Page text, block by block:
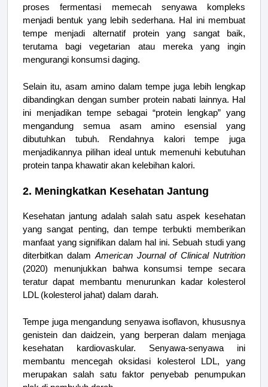
proses fermentasi memecah senyawa kompleks
menjadi bentuk yang lebih sederhana. Hal ini membuat
tempe menjadi alternatif protein yang sangat baik,
terutama bagi vegetarian atau mereka yang ingin
mengurangi konsumsi daging.
Selain itu, asam amino dalam tempe juga lebih lengkap
dibandingkan dengan sumber protein nabati lainnya. Hal
ini menjadikan tempe sebagai “protein lengkap” yang
mengandung semua asam amino esensial yang
dibutuhkan tubuh. Rendahnya kalori tempe juga
menjadikannya pilihan ideal untuk memenuhi kebutuhan
protein tanpa khawatir akan kelebihan kalori.
2. Meningkatkan Kesehatan Jantung
Kesehatan jantung adalah salah satu aspek kesehatan
yang sangat penting, dan tempe terbukti memberikan
manfaat yang signifikan dalam hal ini. Sebuah studi yang
diterbitkan dalam American Journal of Clinical Nutrition
(2020) menunjukkan bahwa konsumsi tempe secara
teratur dapat membantu menurunkan kadar kolesterol
LDL (kolesterol jahat) dalam darah.
Tempe juga mengandung senyawa isoflavon, khususnya
genistein dan daidzein, yang berperan dalam menjaga
kesehatan kardiovaskular. Senyawa-senyawa ini
membantu mencegah oksidasi kolesterol LDL, yang
merupakan salah satu faktor penyebab penumpukan